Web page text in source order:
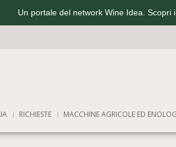
Un portale del network Wine Idea. Scopri
RICHIESTE MACCHINE AGRICOLE ED